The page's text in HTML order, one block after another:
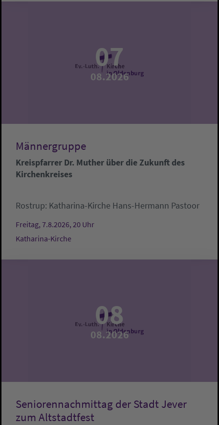
07
08.2026
Männergruppe
Kreispfarrer Dr. Muther über die Zukunft des
Kirchenkreises
Rostrup: Katharina-Kirche Hans-Hermann Pastoor
Freitag, 7.8.2026, 20 Uhr
Katharina-Kirche
08
08.2026
Seniorennachmittag der Stadt Jever
zum Altstadtfest